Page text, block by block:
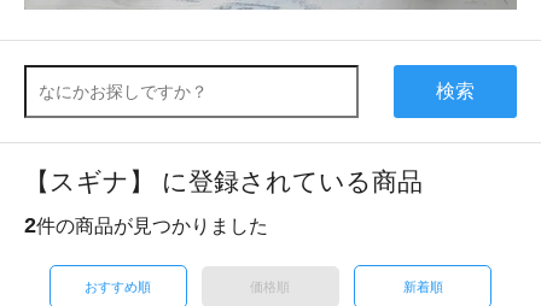
検索
【スギナ】 に登録されている商品
2件の商品が見つかりました
おすすめ順 価格順 新着順